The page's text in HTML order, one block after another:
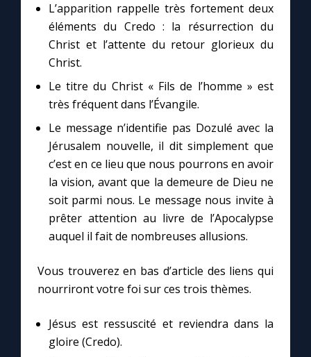
L’apparition rappelle très fortement deux
éléments du Credo : la résurrection du
Christ et l’attente du retour glorieux du
Christ.
Le titre du Christ « Fils de l’homme » est
très fréquent dans l’Évangile.
Le message n’identifie pas Dozulé avec la
Jérusalem nouvelle, il dit simplement que
c’est en ce lieu que nous pourrons en avoir
la vision, avant que la demeure de Dieu ne
soit parmi nous. Le message nous invite à
prêter attention au livre de l’Apocalypse
auquel il fait de nombreuses allusions.
Vous trouverez en bas d’article des liens qui
nourriront votre foi sur ces trois thèmes.
Jésus est ressuscité et reviendra dans la
gloire (Credo).